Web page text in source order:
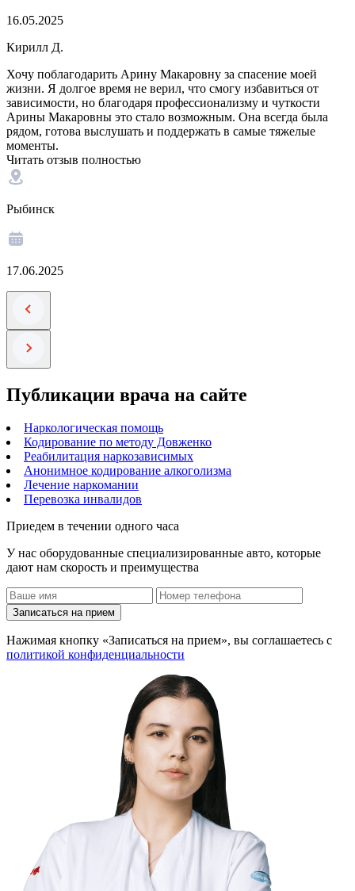
16.05.2025
Кирилл Д.
Хочу поблагодарить Арину Макаровну за спасение моей
жизни. Я долгое время не верил, что смогу избавиться от
зависимости, но благодаря профессионализму и чуткости
Арины Макаровны это стало возможным. Она всегда была
рядом, готова выслушать и поддержать в самые тяжелые
моменты.
Читать отзыв полностью
Рыбинск
17.06.2025
Публикации врача на сайте
Наркологическая помощь
Кодирование по методу Довженко
Реабилитация наркозависимых
Анонимное кодирование алкоголизма
Лечение наркомании
Перевозка инвалидов
Приедем в течении одного часа
У нас оборудованные специализированные авто, которые
дают нам скорость и преимущества
Записаться на прием
Нажимая кнопку «Записаться на прием», вы соглашаетесь с
политикой конфиденциальности